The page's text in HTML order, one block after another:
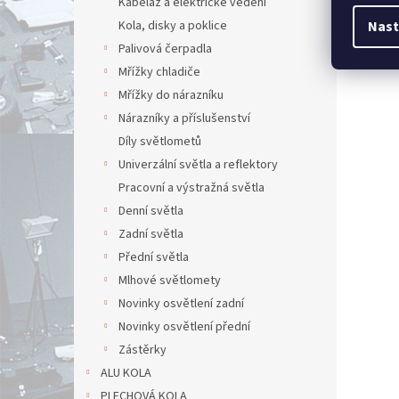
Kola, disky a poklice
Palivová čerpadla
Mřížky chladiče
Mřížky do nárazníku
Nárazníky a příslušenství
Díly světlometů
Univerzální světla a reflektory
Pracovní a výstražná světla
Denní světla
Zadní světla
Přední světla
Mlhové světlomety
Novinky osvětlení zadní
Novinky osvětlení přední
Zástěrky
ALU KOLA